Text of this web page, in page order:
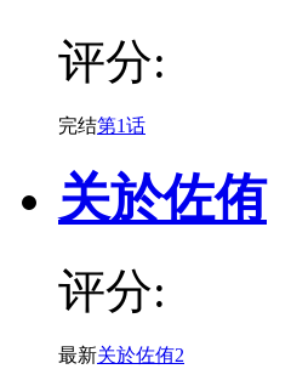
评分:
完结第1话
关於佐侑
评分:
最新关於佐侑2